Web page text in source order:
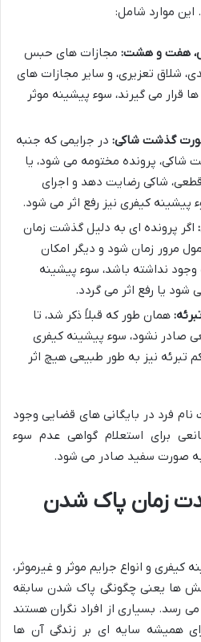
موارد شامل:
هفت و هشت: مجازات های حبس
شلاق تعزیری، و سایر مجازات های
قرار می گیرند، سوء پیشینه موثر
گذشت شاکی: در جرایمی که جنبه
پرونده مختومه می شود، یا
شاکی رضایت دهد و اجرای
کیفری نیز رفع اثر می شود.
اگر پرونده ای به دلیل گذشت زمان
مرور زمان شود و دیگر امکان
نداشته باشد، سوء پیشینه
شود یا رفع اثر می گردد.
همان طور که قبلاً ذکر شد، تا
صادر نشود، سوء پیشینه کیفری
تبرئه نیز به طور طبیعی هیچ اثر
نام فرد در بایگانی های قضایی وجود
برای استعلام گواهی عدم سوء
به صورت سفید صادر می شود.
زمان پاک شدن
و انواع جرایم موثر و غیرموثر،
ها یعنی چگونگی پاک شدن سابقه
رسد. بسیاری از افراد نگران هستند
همیشه سایه ای بر زندگی آن ها